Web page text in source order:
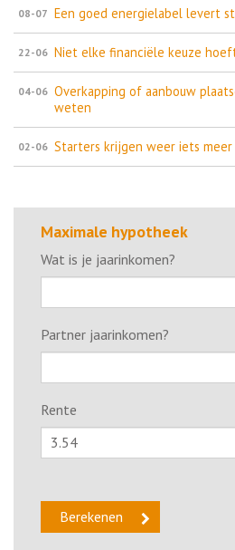
08-07 Een goed energielabel levert
22-06 Niet elke financiële keuze
04-06 Overkapping of aanbouw
weten
02-06 Starters krijgen weer iets
Maximale hypotheek
Wat is je jaarinkomen?
Partner jaarinkomen?
Rente